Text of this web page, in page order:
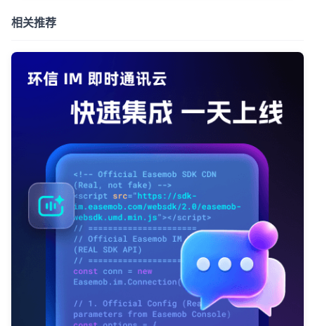
相关推荐
我已阅读并同意 通讯云服务条款和 通讯云隐私政策
提交
不了，谢谢
登录即时通讯云
登录客服云